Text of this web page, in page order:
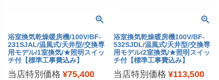
浴室換気乾燥暖房機/100V/BF-
231SJAL/温風式/天井型/交換専
用モデル/1室換気/★照明スイッ
チ付【標準工事費込み】
当店特別価格 ¥75,400
浴室換気乾燥暖房機100V/BF-
532SJDL/温風式/天井型/交換専
用モデル/2室換気/★照明スイッ
チ付【標準工事費込み】
当店特別価格 ¥113,500